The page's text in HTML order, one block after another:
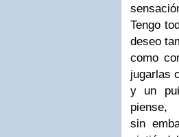
Tengo
deseo
como
jugarlas
y un
piense,
sin